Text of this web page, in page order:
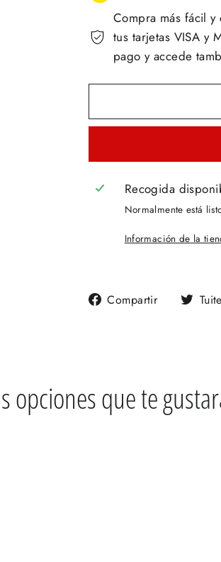
Compra más fácil
tus tarjetas VISA y
pago y accede
Recogida
Normalmente está
Información de la
Compartir
Compartir
opciones que te